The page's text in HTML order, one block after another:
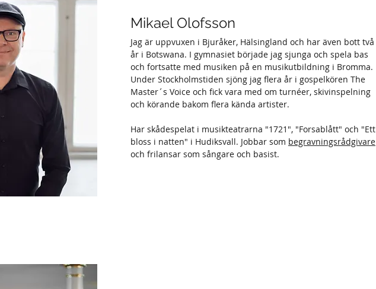
Mikael Olofsson
Jag är uppvuxen i Bjuråker, Hälsingland och har även bott två
år i Botswana. I gymnasiet började jag sjunga och spela bas
och fortsatte med musiken på en musikutbildning i Bromma.
Under Stockholmstiden sjöng jag flera år i gospelkören The
Master´s Voice och fick vara med om turnéer, skivinspelning
och körande bakom flera kända artister.
Har skådespelat i musikteatrarna "1721", "Forsablått" och "Ett
bloss i natten" i Hudiksvall. Jobbar som begravningsrådgivare
och frilansar som sångare och basist.